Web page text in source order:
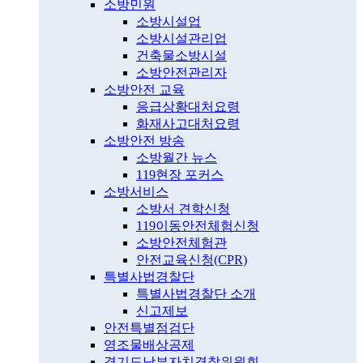
소방민원
소방시설업
소방시설관리업
건축물소방시설
소방안전관리자
소방안전 교육
응급상황대처요령
화재사고대처요령
소방안전 방송
소방월간 뉴스
119현장 포커스
소방서비스
소방서 견학신청
119이동안전체험신청
소방안전체험관
안전교육신청(CPR)
특별사법경찰단
특별사법경찰단 소개
신고제보
안전특별점검단
영조물배상공제